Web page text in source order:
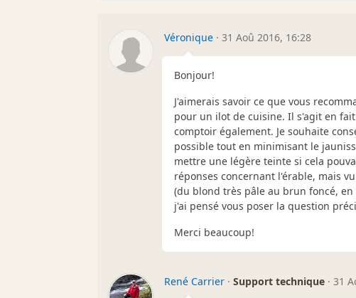
Véronique · 31 Aoû 2016, 16:28
Bonjour!
J'aimerais savoir ce que vous
pour un ilot de cuisine. Il s'agit en
comptoir également. Je souhaite
possible tout en minimisant le
mettre une légère teinte si cela
réponses concernant l'érable, mais
(du blond très pâle au brun foncé,
j'ai pensé vous poser la question
Merci beaucoup!
René Carrier · Support technique · 31